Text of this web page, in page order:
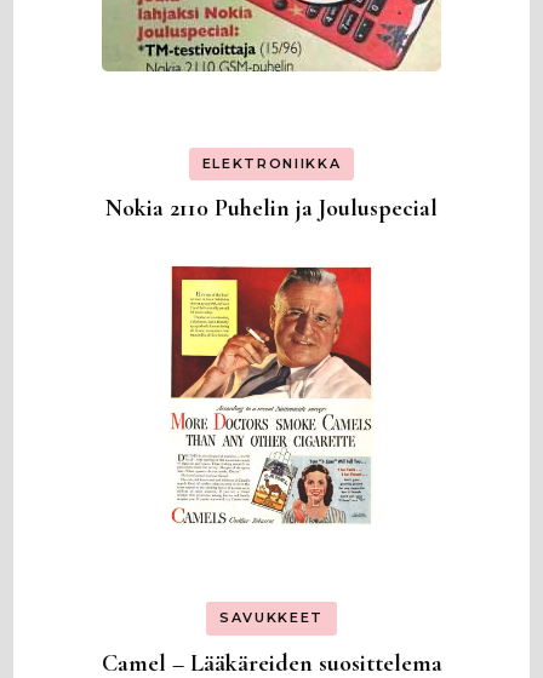
ELEKTRONIIKKA
Nokia 2110 Puhelin ja Jouluspecial
SAVUKKEET
Camel – Lääkäreiden suosittelema